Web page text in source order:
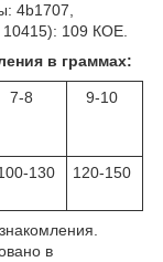
4b1707,
10415): 109 КОЕ.
в граммах:
7-8 9-10
130 120-150
в